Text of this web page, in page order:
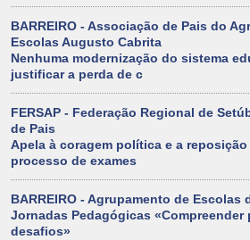
BARREIRO - Associação de Pais do
Escolas Augusto Cabrita
Nenhuma modernização do sistema
justificar a perda de c
FERSAP - Federação Regional de
de Pais
Apela à coragem política e a
processo de exames
BARREIRO - Agrupamento de Escolas
Jornadas Pedagógicas «Compreender
desafios»